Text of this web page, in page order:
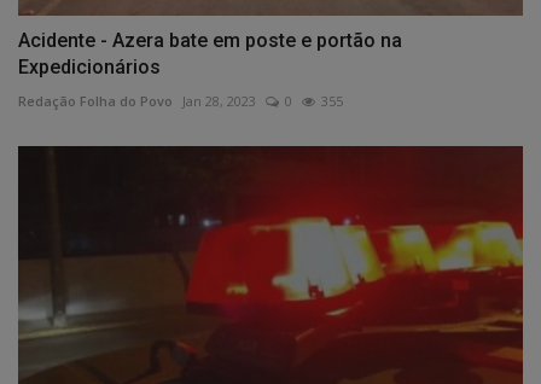
Acidente - Azera bate em poste e portão na
Expedicionários
Redação Folha do Povo Jan 28, 2023 0 355